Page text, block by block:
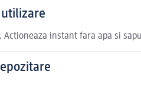
utilizare
Actioneaza instant fara apa si